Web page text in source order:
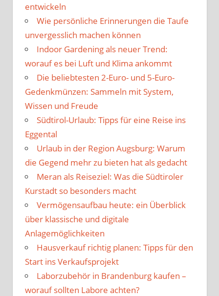
entwickeln
Wie persönliche Erinnerungen die Taufe
unvergesslich machen können
Indoor Gardening als neuer Trend:
worauf es bei Luft und Klima ankommt
Die beliebtesten 2-Euro- und 5-Euro-
Gedenkmünzen: Sammeln mit System,
Wissen und Freude
Südtirol-Urlaub: Tipps für eine Reise ins
Eggental
Urlaub in der Region Augsburg: Warum
die Gegend mehr zu bieten hat als gedacht
Meran als Reiseziel: Was die Südtiroler
Kurstadt so besonders macht
Vermögensaufbau heute: ein Überblick
über klassische und digitale
Anlagemöglichkeiten
Hausverkauf richtig planen: Tipps für den
Start ins Verkaufsprojekt
Laborzubehör in Brandenburg kaufen –
worauf sollten Labore achten?